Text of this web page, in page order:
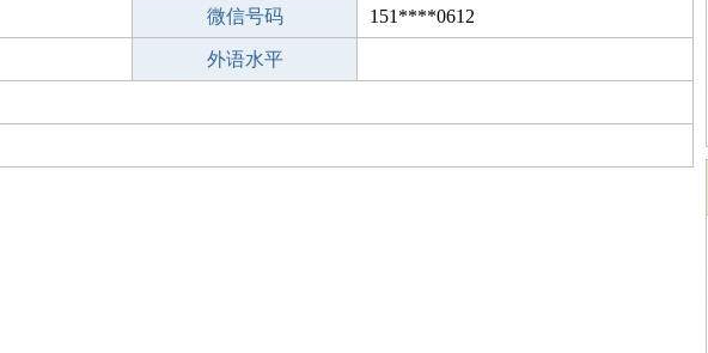
微信号码 151****0612
外语水平